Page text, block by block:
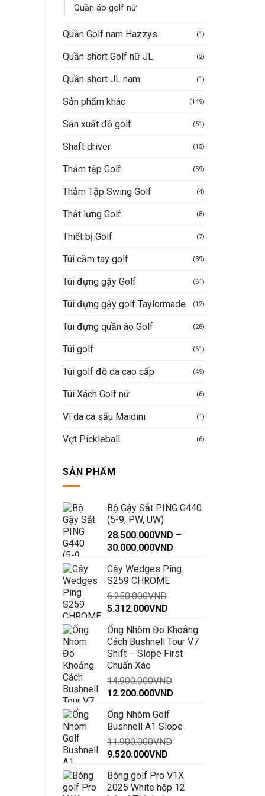
Quần áo golf nữ
Quần Golf nam Hazzys (1)
Quần short Golf nữ JL (2)
Quần short JL nam (1)
Sản phẩm khác (149)
Sản xuất đồ golf (51)
Shaft driver (15)
Thảm tập Golf (59)
Thảm Tập Swing Golf (4)
Thắt lưng Golf (8)
Thiết bị Golf (7)
Túi cầm tay golf (39)
Túi đựng gậy Golf (61)
Túi đựng gậy golf Taylormade (12)
Túi đựng quần áo Golf (28)
Túi golf (61)
Túi golf đồ da cao cấp (49)
Túi Xách Golf nữ (6)
Ví da cá sấu Maidini (1)
Vợt Pickleball (6)
SẢN PHẨM
Bộ Gậy Sắt PING G440
(5-9, PW, UW)
28.500.000VND –
30.000.000VND
từ
Gậy Wedges Ping
S259 CHROME
6.250.000VND
Giá
là:
6.250.000VND.
5.312.000VND
tại
là:
5.312.000VND.
Ống Nhòm Đo Khoảng
Cách Bushnell Tour V7
Shift – Slope First
Chuẩn Xác
14.900.000VND
Giá
là:
14.900.000VND.
12.200.000VND
là:
Ống Nhòm Golf
Bushnell A1 Slope
11.900.000VND
Giá
là:
11.900.000VND.
9.520.000VND
tại
là:
Bóng golf Pro V1X
2025 White hộp 12